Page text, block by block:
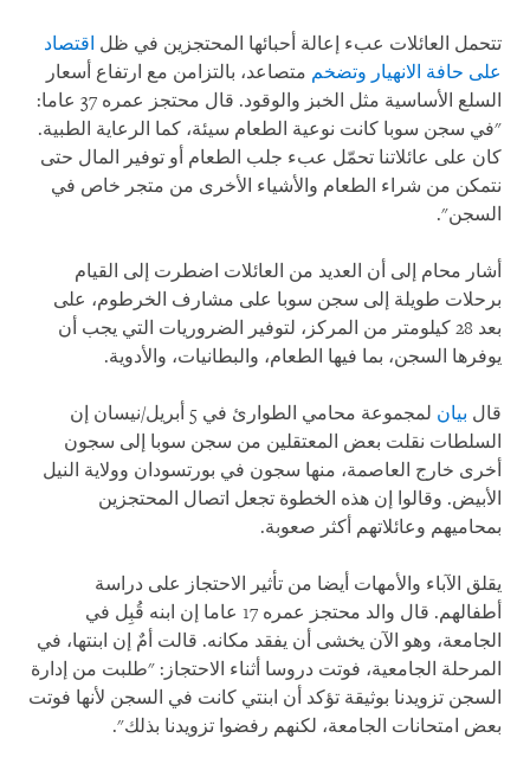
تتحمل العائلات عبء إعالة أحبائها المحتجزين في ظل اقتصاد
على حافة الانهيار وتضخم متصاعد، بالتزامن مع ارتفاع أسعار
السلع الأساسية مثل الخبز والوقود. قال محتجز عمره 37 عاما:
"في سجن سوبا كانت نوعية الطعام سيئة، كما الرعاية الطبية.
كان على عائلاتنا تحمّل عبء جلب الطعام أو توفير المال حتى
نتمكن من شراء الطعام والأشياء الأخرى من متجر خاص في
السجن".
أشار محام إلى أن العديد من العائلات اضطرت إلى القيام
برحلات طويلة إلى سجن سوبا على مشارف الخرطوم، على
بعد 28 كيلومتر من المركز، لتوفير الضروريات التي يجب أن
يوفرها السجن، بما فيها الطعام، والبطانيات، والأدوية.
قال بيان
لمجموعة محامي الطوارئ في 5 أبريل/نيسان إن
السلطات نقلت بعض المعتقلين من سجن سوبا إلى سجون
أخرى خارج العاصمة، منها سجون في بورتسودان وولاية النيل
الأبيض. وقالوا إن هذه الخطوة تجعل اتصال المحتجزين
بمحاميهم وعائلاتهم أكثر صعوبة.
يقلق الآباء والأمهات أيضا من تأثير الاحتجاز على دراسة
أطفالهم. قال والد محتجز عمره 17 عاما إن ابنه قُبِل في
الجامعة، وهو الآن يخشى أن يفقد مكانه. قالت أمٌ إن ابنتها، في
المرحلة الجامعية، فوتت دروسا أثناء الاحتجاز: "طلبت من إدارة
السجن تزويدنا بوثيقة تؤكد أن ابنتي كانت في السجن لأنها فوتت
بعض امتحانات الجامعة، لكنهم رفضوا تزويدنا بذلك".